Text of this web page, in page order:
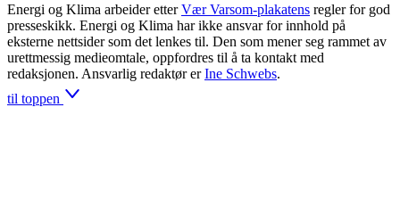
Energi og Klima arbeider etter Vær Varsom-plakatens regler for god
presseskikk. Energi og Klima har ikke ansvar for innhold på
eksterne nettsider som det lenkes til. Den som mener seg rammet av
urettmessig medieomtale, oppfordres til å ta kontakt med
redaksjonen. Ansvarlig redaktør er Ine Schwebs.
til toppen